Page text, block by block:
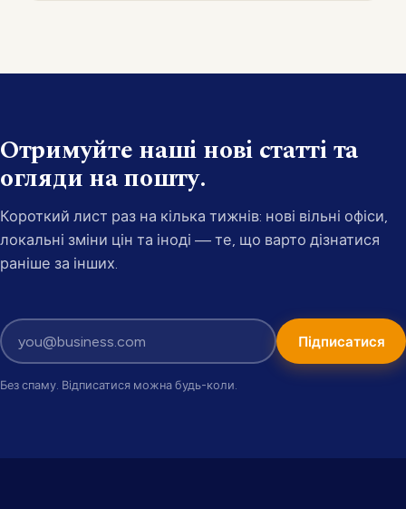
Отримуйте наші нові статті та
огляди на пошту.
Короткий лист раз на кілька тижнів: нові вільні офіси,
локальні зміни цін та іноді — те, що варто дізнатися
раніше за інших.
Підписатися
Без спаму. Відписатися можна будь-коли.